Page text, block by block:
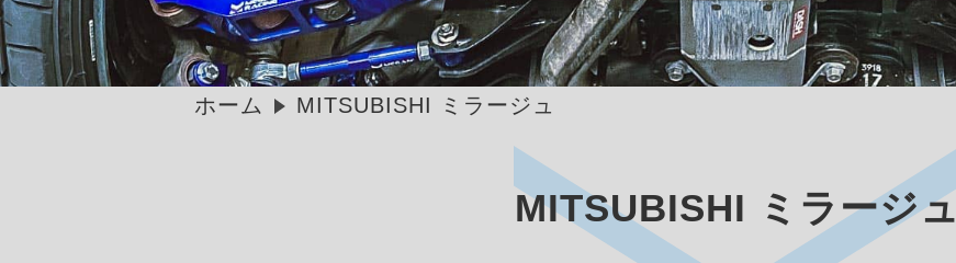
ホーム MITSUBISHI ミラージュ
MITSUBISHI ミラージュ